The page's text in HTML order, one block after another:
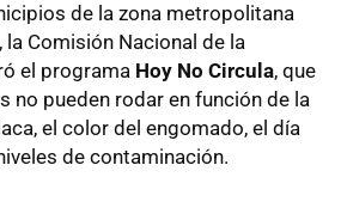
de la zona metropolitana
la Comisión Nacional de la
el programa Hoy No Circula, que
no pueden rodar en función de la
el color del engomado, el día
de contaminación.